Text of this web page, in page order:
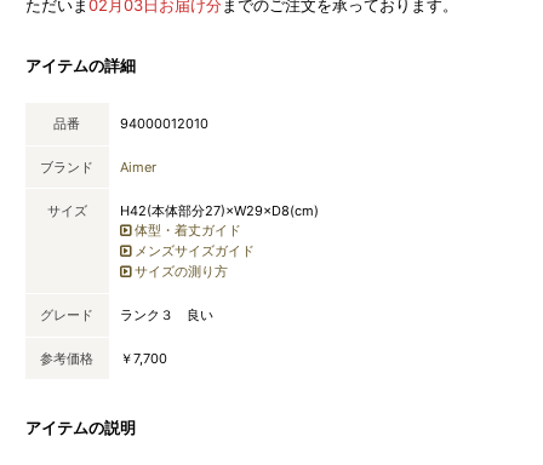
ただいま02月03日お届け分までのご注文を承っております。
アイテムの詳細
品番 94000012010
ブランド Aimer
サイズ
H42(本体部分27)×W29×D8(cm)
体型・着丈ガイド
メンズサイズガイド
サイズの測り方
グレード ランク３ 良い
参考価格 ￥7,700
アイテムの説明